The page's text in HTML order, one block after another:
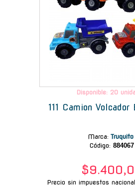
Disponible: 20
111 Camion Volcador
Marca: Truquito
Código: 884067
Precio sin impuestos